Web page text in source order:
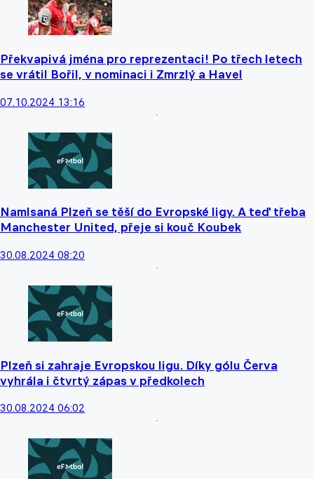
Překvapivá jména pro reprezentaci! Po třech letech
se vrátil Bořil, v nominaci i Zmrzlý a Havel
07.10.2024 13:16
Namlsaná Plzeň se těší do Evropské ligy. A teď třeba
Manchester United, přeje si kouč Koubek
30.08.2024 08:20
Plzeň si zahraje Evropskou ligu. Díky gólu Červa
vyhrála i čtvrtý zápas v předkolech
30.08.2024 06:02